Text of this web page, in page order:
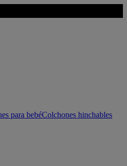
para bebéColchones hinchables